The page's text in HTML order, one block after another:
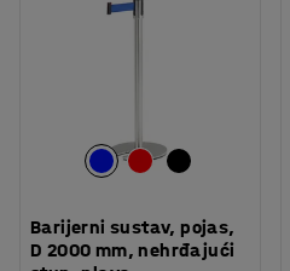
Barijerni sustav, pojas,
D 2000 mm, nehrđajući